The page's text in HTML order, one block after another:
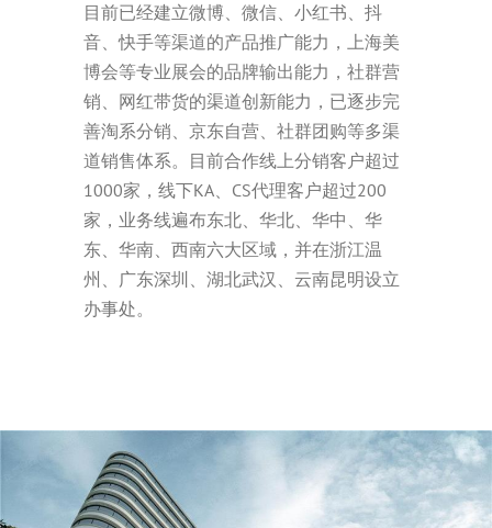
目前已经建立微博、微信、小红书、抖
音、快手等渠道的产品推广能力，上海美
博会等专业展会的品牌输出能力，社群营
销、网红带货的渠道创新能力，已逐步完
善淘系分销、京东自营、社群团购等多渠
道销售体系。目前合作线上分销客户超过
1000家，线下KA、CS代理客户超过200
家，业务线遍布东北、华北、华中、华
东、华南、西南六大区域，并在浙江温
州、广东深圳、湖北武汉、云南昆明设立
办事处。